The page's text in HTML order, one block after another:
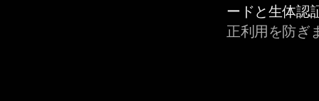
ードと生体認
正利用を防ぎ